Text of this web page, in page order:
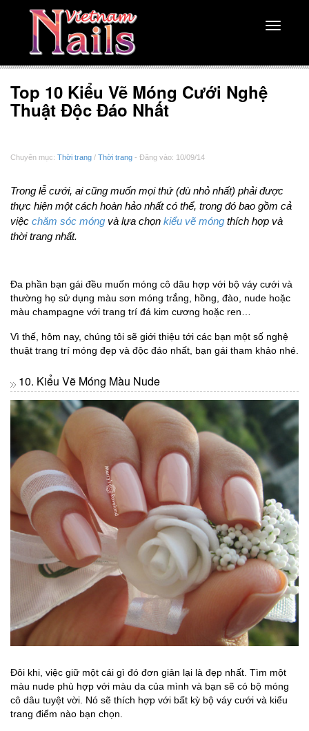
Toggle
Top 10 Kiểu Vẽ Móng Cưới Nghệ
Thuật Độc Đáo Nhất
Chuyên mục: Thời trang / Thời trang - Đăng vào: 10/09/14
Trong lễ cưới, ai cũng muốn mọi thứ (dù nhỏ nhất) phải được
thực hiện một cách hoàn hảo nhất có thể, trong đó bao gồm cả
việc chăm sóc móng và lựa chọn kiểu vẽ móng thích hợp và
thời trang nhất.
Đa phần bạn gái đều muốn móng cô dâu hợp với bộ váy cưới và
thường họ sử dụng màu sơn móng trắng, hồng, đào, nude hoặc
màu champagne với trang trí đá kim cương hoặc ren…
Vì thế, hôm nay, chúng tôi sẽ giới thiệu tới các bạn một số nghệ
thuật trang trí móng đẹp và độc đáo nhất, bạn gái tham khảo nhé.
10. Kiểu Vẽ Móng Màu Nude
Đôi khi, việc giữ một cái gì đó đơn giản lại là đẹp nhất. Tìm một
màu nude phù hợp với màu da của mình và bạn sẽ có bộ móng
cô dâu tuyệt vời. Nó sẽ thích hợp với bất kỳ bộ váy cưới và kiểu
trang điểm nào bạn chọn.